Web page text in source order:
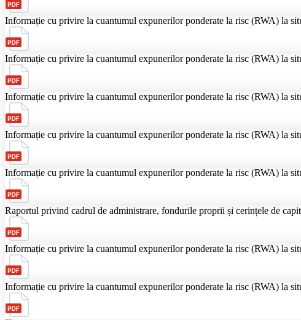
Informație cu privire la cuantumul expunerilor ponderate la risс (RWA) la
Informație cu privire la cuantumul expunerilor ponderate la risc (RWA) la
Informație cu privire la cuantumul expunerilor ponderate la risc (RWA) la
Informație cu privire la cuantumul expunerilor ponderate la risc (RWA) la
Informație cu privire la cuantumul expunerilor ponderate la risc (RWA) la
Raportul privind cadrul de administrare, fondurile proprii și cerințele de
Informație cu privire la cuantumul expunerilor ponderate la risc (RWA) la
Informație cu privire la cuantumul expunerilor ponderate la risc (RWA) la